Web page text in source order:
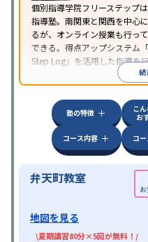
個別指導学院フリーステップ
指導塾。南関東と関西を中心
るが、オンライン授業も行っ
できる。得点アップシステム
Step Log」を活用した指導を
続
塾の特徴
こ
お
コース内容
コ
弁天町教室
地図を見る
\夏期講習80分×5回が無料！/